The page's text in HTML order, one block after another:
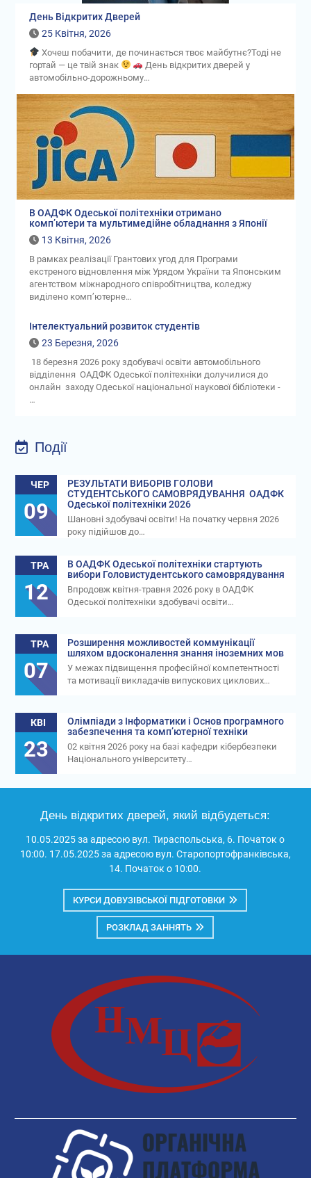
День Відкритих Дверей
25 Квітня, 2026
Хочеш побачити, де починається твоє майбутнє?Тоді не
гортай — це твій знак
День відкритих дверей у
автомобільно-дорожньому…
В ОАДФК Одеської політехніки отримано
комп’ютери та мультимедійне обладнання з Японії
13 Квітня, 2026
В рамках реалізації Грантових угод для Програми
екстреного відновлення між Урядом України та Японським
агентством міжнародного співробітництва, коледжу
виділено комп’ютерне…
Інтелектуальний розвиток студентів
23 Березня, 2026
18 березня 2026 року здобувачі освіти автомобільного
відділення ОАДФК Одеської політехніки долучилися до
онлайн заходу Одеської національної наукової бібліотеки -
…
Події
ЧЕР
09
РЕЗУЛЬТАТИ ВИБОРІВ ГОЛОВИ
СТУДЕНТСЬКОГО САМОВРЯДУВАННЯ ОАДФК
Одеської політехніки 2026
Шановні здобувачі освіти! На початку червня 2026
року підійшов до…
ТРА
12
В ОАДФК Одеської політехніки стартують
вибори Головистудентського самоврядування
Впродовж квітня-травня 2026 року в ОАДФК
Одеської політехніки здобувачі освіти…
ТРА
07
Розширення можливостей коммунікації
шляхом вдосконалення знання іноземних мов
У межах підвищення професійної компетентності
та мотивації викладачів випускових циклових…
КВІ
23
Олімпіади з Інформатики і Основ програмного
забезпечення та комп’ютерної техніки
02 квітня 2026 року на базі кафедри кібербезпеки
Національного університету…
День відкритих дверей, який відбудеться:
10.05.2025 за адресою вул. Тираспольська, 6. Початок о
10:00. 17.05.2025 за адресою вул. Старопортофранківська,
14. Початок о 10:00.
КУРСИ ДОВУЗІВСЬКОЇ ПІДГОТОВКИ
РОЗКЛАД ЗАННЯТЬ